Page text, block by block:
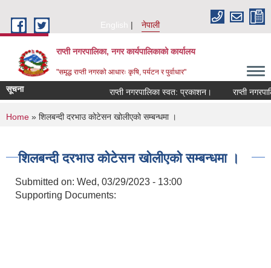
English
नेपाली
राप्ती नगरपालिका, नगर कार्यपालिकाको कार्यालय
"समृद्ध राप्ती नगरको आधारः कृषि, पर्यटन र पुर्वाधार"
सूचना राप्ती नगरपालिका स्वत: प्रकाशन। राप्ती
You are here
Home » शिलबन्दी दरभाउ कोटेसन खोलीएको सम्बन्धमा ।
शिलबन्दी दरभाउ कोटेसन खोलीएको सम्बन्धमा ।
Submitted on: Wed, 03/29/2023 - 13:00
Supporting Documents: